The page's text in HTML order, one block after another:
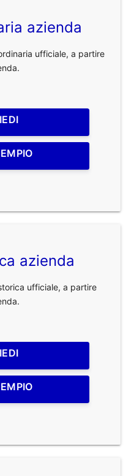
azienda
ufficiale, a partire
azienda
ufficiale, a partire